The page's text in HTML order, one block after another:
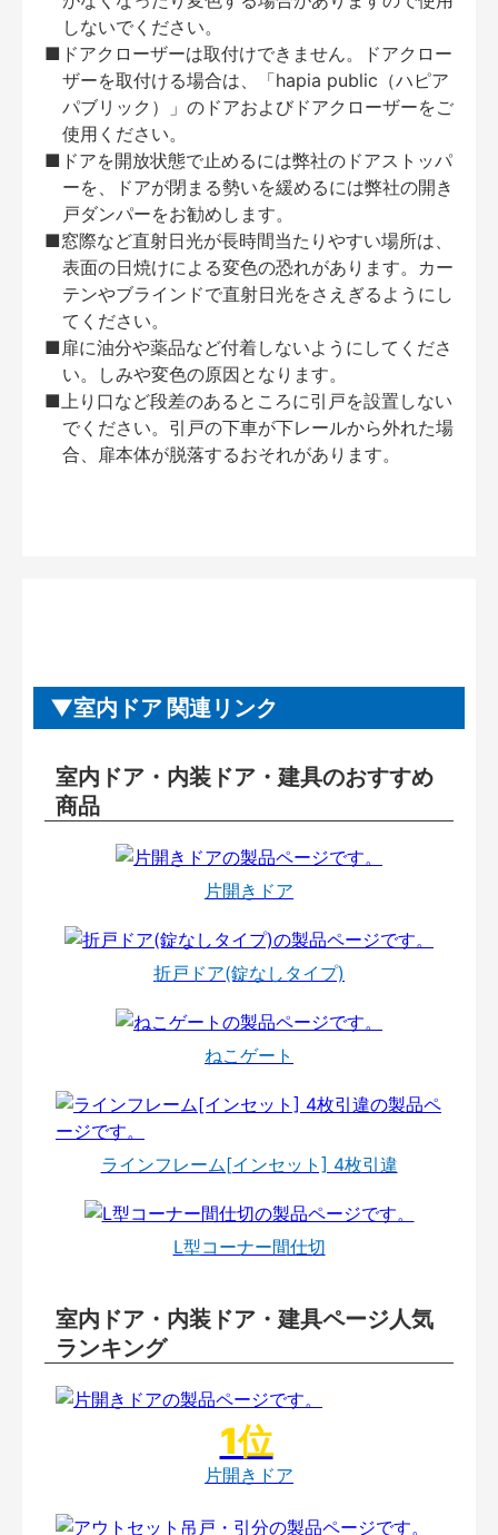
しないでください。
■ドアクローザーは取付けできません。ドアクロー
ザーを取付ける場合は、「hapia public（ハピア
パブリック）」のドアおよびドアクローザーをご
使用ください。
■ドアを開放状態で止めるには弊社のドアストッパ
ーを、ドアが閉まる勢いを緩めるには弊社の開き
戸ダンパーをお勧めします。
■窓際など直射日光が長時間当たりやすい場所は、
表面の日焼けによる変色の恐れがあります。カー
テンやブラインドで直射日光をさえぎるようにし
てください。
■扉に油分や薬品など付着しないようにしてくださ
い。しみや変色の原因となります。
■上り口など段差のあるところに引戸を設置しない
でください。引戸の下車が下レールから外れた場
合、扉本体が脱落するおそれがあります。
室内ドア 関連リンク
室内ドア・内装ドア・建具のおすすめ
商品
片開きドア
折戸ドア(錠なしタイプ)
ねこゲート
ラインフレーム[インセット] 4枚引違
L型コーナー間仕切
室内ドア・内装ドア・建具ページ人気
ランキング
片開きドア